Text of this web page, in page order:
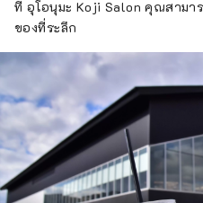
ที่ อุโอนุมะ Koji Salon คุณสามา
ของที่ระลึก